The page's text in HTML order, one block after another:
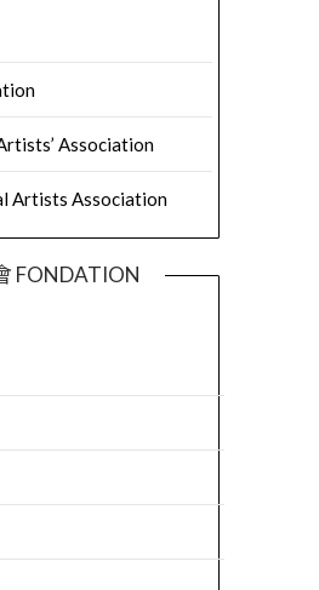
Association
Artists Association
FONDATION